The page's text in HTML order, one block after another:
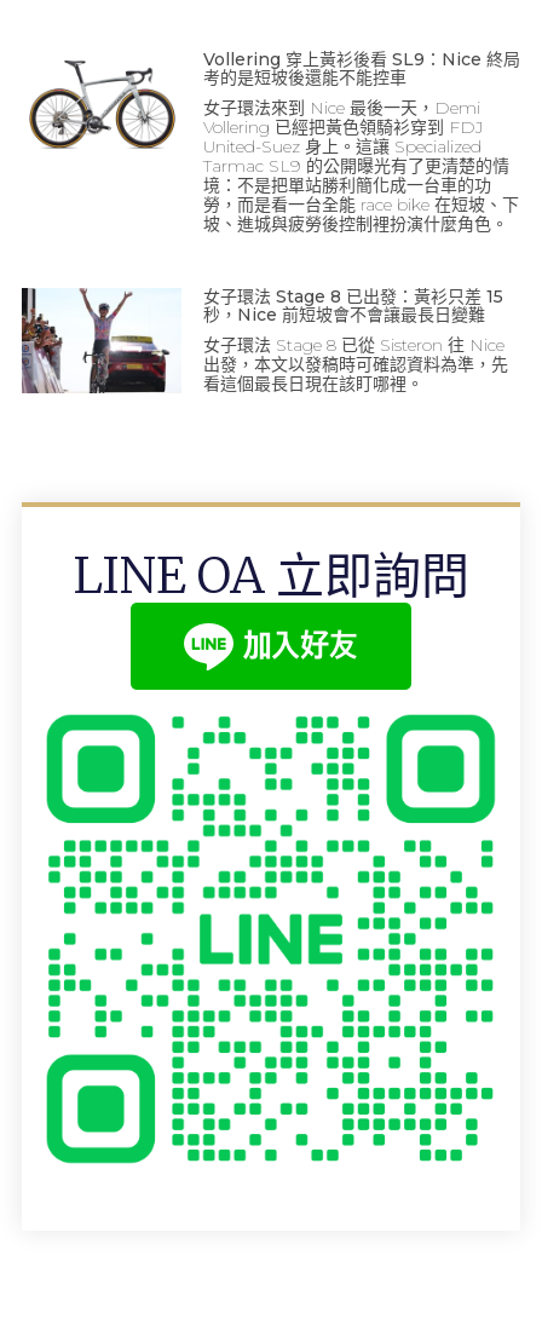
Vollering 穿上黃衫後看 SL9：Nice 終局
考的是短坡後還能不能控車
女子環法來到 Nice 最後一天，Demi
Vollering 已經把黃色領騎衫穿到 FDJ
United-Suez 身上。這讓 Specialized
Tarmac SL9 的公開曝光有了更清楚的情
境：不是把單站勝利簡化成一台車的功
勞，而是看一台全能 race bike 在短坡、下
坡、進城與疲勞後控制裡扮演什麼角色。
女子環法 Stage 8 已出發：黃衫只差 15
秒，Nice 前短坡會不會讓最長日變難
女子環法 Stage 8 已從 Sisteron 往 Nice
出發，本文以發稿時可確認資料為準，先
看這個最長日現在該盯哪裡。
LINE OA 立即詢問